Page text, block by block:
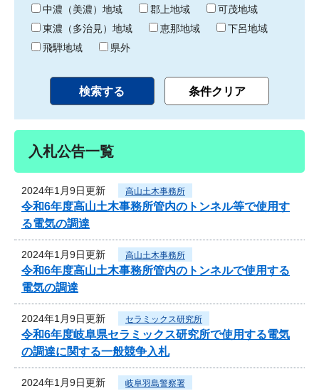
中濃（美濃）地域
郡上地域
可茂地域
東濃（多治見）地域
恵那地域
下呂地域
飛騨地域
県外
入札公告一覧
2024年1月9日更新 高山土木事務所
令和6年度高山土木事務所管内のトンネル等で使用す
る電気の調達
2024年1月9日更新 高山土木事務所
令和6年度高山土木事務所管内のトンネルで使用する
電気の調達
2024年1月9日更新 セラミックス研究所
令和6年度岐阜県セラミックス研究所で使用する電気
の調達に関する一般競争入札
2024年1月9日更新 岐阜羽島警察署